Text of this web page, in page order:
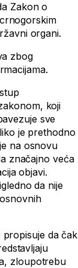
Zakon o
organi.
zbog
koji
sve
je prethodno
na osnovu
značajno veća
objavi.
da nije
da čak
zloupotrebu